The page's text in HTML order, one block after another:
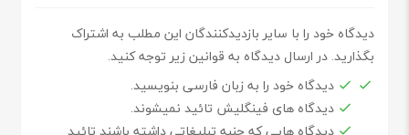
دیدگاه خود را با سایر بازدیدکنندگان این مطلب به اشتراک
بگذارید. در ارسال دیدگاه به قوانین زیر توجه کنید.
دیدگاه خود را به زبان فارسی بنویسید.
دیدگاه های فینگلیش تائید نمیشوند.